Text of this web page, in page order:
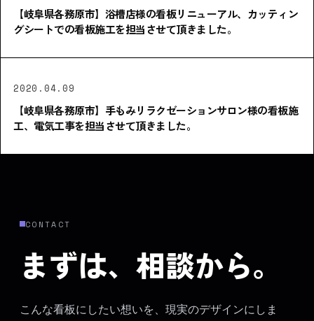
【岐阜県各務原市】浴槽店様の看板リニューアル、カッティン
グシートでの看板施工を担当させて頂きました。
2020.04.09
【岐阜県各務原市】手もみリラクゼーションサロン様の看板施
工、電気工事を担当させて頂きました。
CONTACT
まずは、相談から。
こんな看板にしたい想いを、現実のデザインにしま